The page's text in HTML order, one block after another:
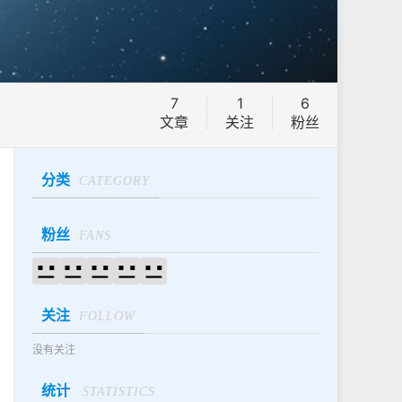
6
粉丝
1
关注
7
文章
分类 CATEGORY
粉丝 FANS
关注 FOLLOW
没有关注
统计 STATISTICS